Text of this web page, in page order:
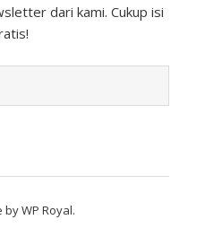
dari kami. Cukup isi
byWP Royal.